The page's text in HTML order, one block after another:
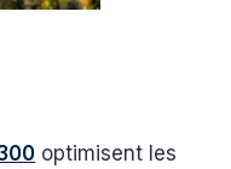
optimisent les